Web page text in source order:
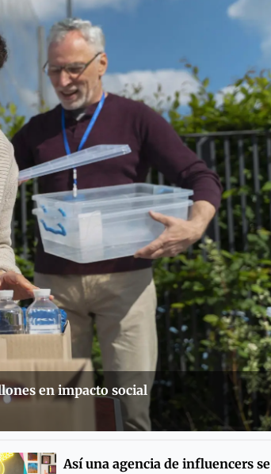
en impacto social
Así una agencia de influencers se